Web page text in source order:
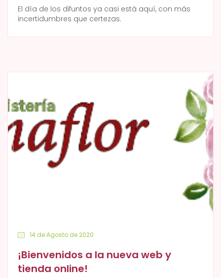
El día de los difuntos ya casi está aquí, con más
incertidumbres que certezas.
14 de Agosto de 2020
¡Bienvenidos a la nueva web y
tienda online!